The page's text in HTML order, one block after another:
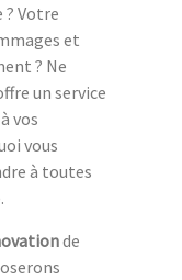
Votre
et
? Ne
un service
vos
vous
à toutes
de